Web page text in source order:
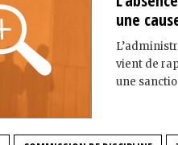
une
vient de
une